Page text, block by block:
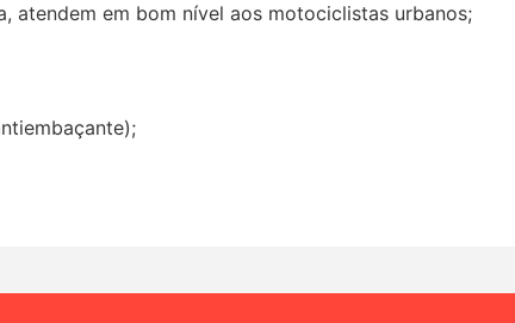
atendem em bom nível aos motociclistas urbanos;